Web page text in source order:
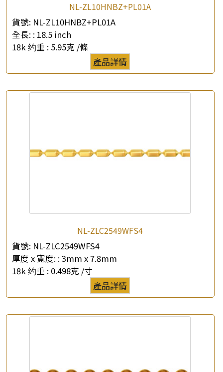
產品查詢
*你的名字
NL-ZL10HNBZ+PL01A
貨號: NL-ZL10HNBZ+PL01A
全長: : 18.5 inch
18k 约重 : 5.95克 /條
產品詳情
NL-ZLC2549WFS4
貨號: NL-ZLC2549WFS4
厚度 x 寬度: : 3mm x 7.8mm
18k 约重 : 0.498克 /寸
產品詳情